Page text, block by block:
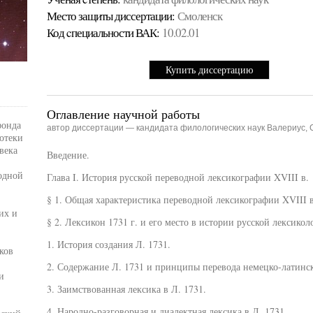
Место защиты диссертации: Смоленск
Код cпециальности ВАК: 10.02.01
Купить диссертацию
Оглавление научной работы
автор диссертации — кандидата филологических наук Валериус,
Введение.
Глава I. История русской переводной лексикографии XVIII в.
§ 1. Общая характеристика переводной лексикографии XVIII
§ 2. Лексикон 1731 г. и его место в истории русской
1. История создания Л. 1731.
2. Содержание Л. 1731 и принципы перевода немецко-
3. Заимствованная лексика в Л. 1731.
и